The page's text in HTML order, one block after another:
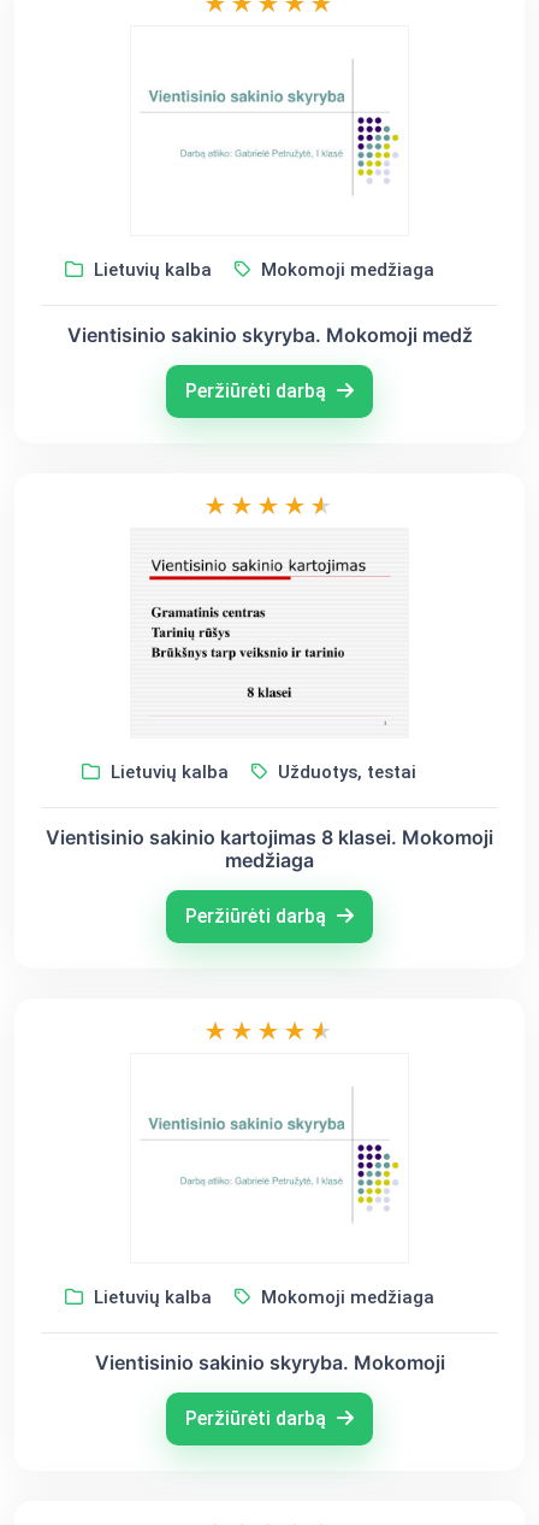
Lietuvių kalba Mokomoji medžiaga
Vientisinio sakinio skyryba. Mokomoji medž
Peržiūrėti darbą
Lietuvių kalba Užduotys, testai
Vientisinio sakinio kartojimas 8 klasei. Mokomoji
medžiaga
Peržiūrėti darbą
Lietuvių kalba Mokomoji medžiaga
Vientisinio sakinio skyryba. Mokomoji
Peržiūrėti darbą